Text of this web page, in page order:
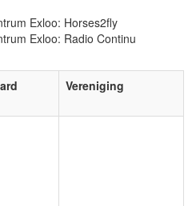
Exloo: Horses2fly
Exloo: Radio Continu
Vereniging